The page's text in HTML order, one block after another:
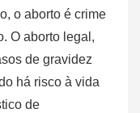
o aborto é crime
O aborto legal,
de gravidez
há risco à vida
de